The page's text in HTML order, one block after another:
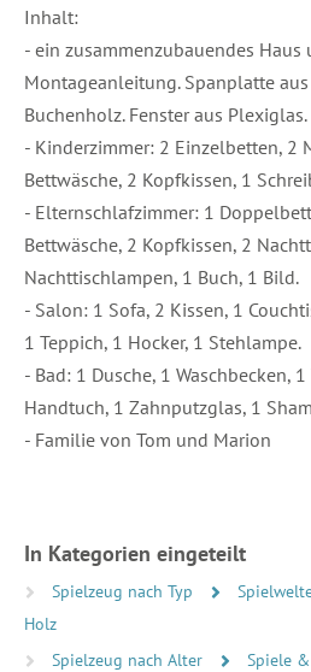
Inhalt:
- ein zusammenzubauendes Haus
Montageanleitung. Spanplatte
Buchenholz. Fenster aus Plexiglas.
- Kinderzimmer: 2 Einzelbetten, 2
Bettwäsche, 2 Kopfkissen, 1
- Elternschlafzimmer: 1
Bettwäsche, 2 Kopfkissen, 2
Nachttischlampen, 1 Buch, 1 Bild.
- Salon: 1 Sofa, 2 Kissen, 1
1 Teppich, 1 Hocker, 1 Stehlampe.
- Bad: 1 Dusche, 1 Waschbecken,
Handtuch, 1 Zahnputzglas, 1
- Familie von Tom und Marion
In Kategorien eingeteilt
Spielzeug nach Typ
Holz
Spielzeug nach Alter
Spiele